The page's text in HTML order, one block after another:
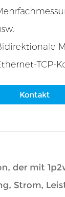
TCP-
Kontakt
der mit
Strom,